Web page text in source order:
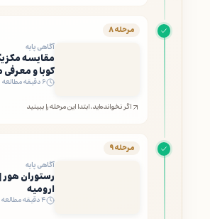
مرحله ۸
آگاهی پایه
مقایسه
کوبا و
هر سه کشور
۶ دقیقه مطالعه
اگر نخوانده‌اید، ابتدا این مرحله را ببینید
مرحله ۹
آگاهی پایه
رستوران هور
ارومیه
۴ دقیقه مطالعه